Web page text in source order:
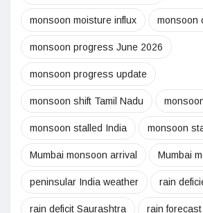
monsoon moisture influx monsoon
monsoon progress June 2026
monsoon progress update
monsoon shift Tamil Nadu
monsoon stalled India monsoon
Mumbai monsoon arrival Mumbai
peninsular India weather rain
rain deficit Saurashtra rain